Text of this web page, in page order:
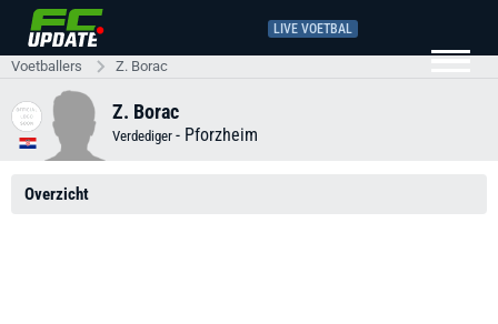
LIVE VOETBAL
Voetballers Z. Borac
Z. Borac
Verdediger - Pforzheim
Overzicht